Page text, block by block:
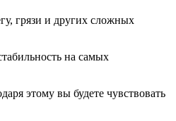
грязи и других сложных
на самых
этому вы будете чувствовать